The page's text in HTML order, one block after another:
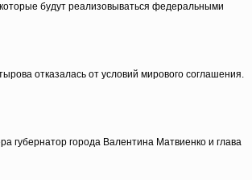
будут реализовываться федеральными
отказалась от условий мирового соглашения.
губернатор города Валентина Матвиенко и глава